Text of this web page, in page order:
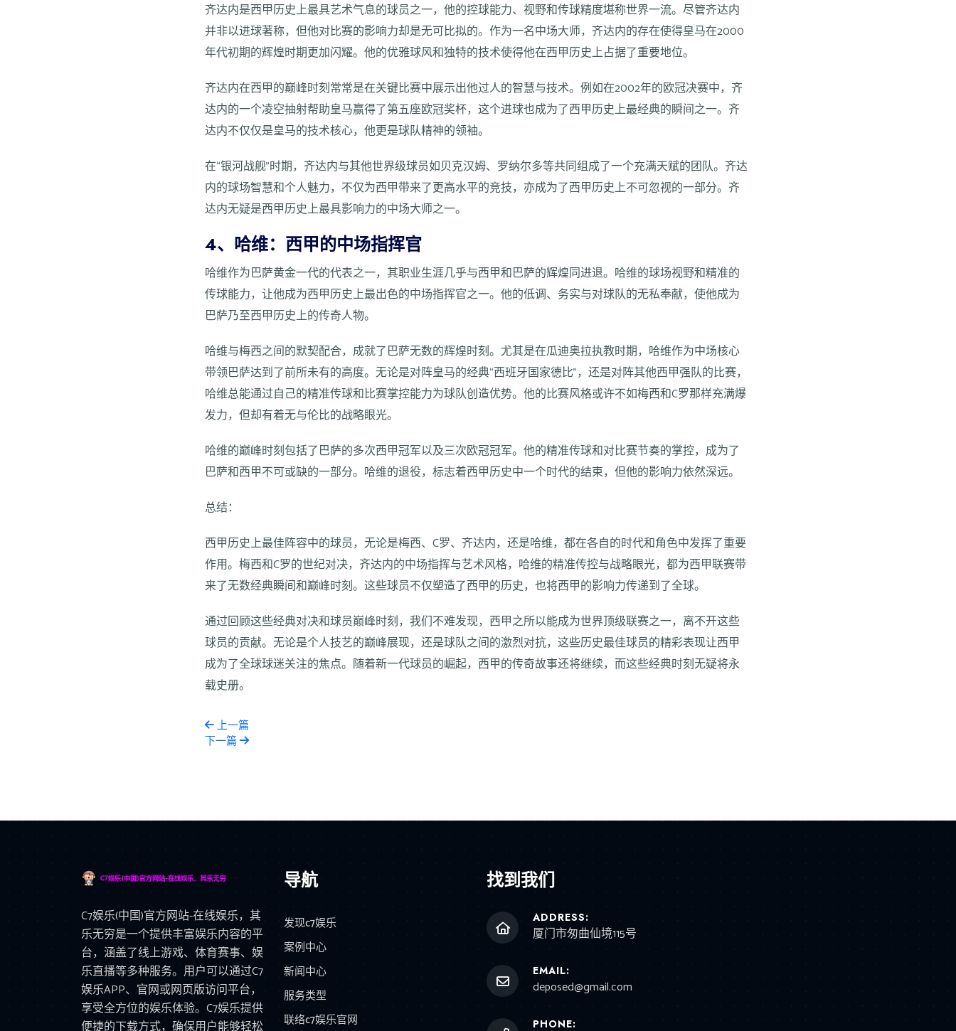
齐达内是西甲历史上最具艺术气息的球员之一，他的控球能力、视野和传球精度堪称世界一流。尽管齐达内
并非以进球著称，但他对比赛的影响力却是无可比拟的。作为一名中场大师，齐达内的存在使得皇马在2000
年代初期的辉煌时期更加闪耀。他的优雅球风和独特的技术使得他在西甲历史上占据了重要地位。
齐达内在西甲的巅峰时刻常常是在关键比赛中展示出他过人的智慧与技术。例如在2002年的欧冠决赛中，齐
达内的一个凌空抽射帮助皇马赢得了第五座欧冠奖杯，这个进球也成为了西甲历史上最经典的瞬间之一。齐
达内不仅仅是皇马的技术核心，他更是球队精神的领袖。
在“银河战舰”时期，齐达内与其他世界级球员如贝克汉姆、罗纳尔多等共同组成了一个充满天赋的团队。齐达
内的球场智慧和个人魅力，不仅为西甲带来了更高水平的竞技，亦成为了西甲历史上不可忽视的一部分。齐
达内无疑是西甲历史上最具影响力的中场大师之一。
4、哈维：西甲的中场指挥官
哈维作为巴萨黄金一代的代表之一，其职业生涯几乎与西甲和巴萨的辉煌同进退。哈维的球场视野和精准的
传球能力，让他成为西甲历史上最出色的中场指挥官之一。他的低调、务实与对球队的无私奉献，使他成为
巴萨乃至西甲历史上的传奇人物。
哈维与梅西之间的默契配合，成就了巴萨无数的辉煌时刻。尤其是在瓜迪奥拉执教时期，哈维作为中场核心
带领巴萨达到了前所未有的高度。无论是对阵皇马的经典“西班牙国家德比”，还是对阵其他西甲强队的比赛，
哈维总能通过自己的精准传球和比赛掌控能力为球队创造优势。他的比赛风格或许不如梅西和C罗那样充满爆
发力，但却有着无与伦比的战略眼光。
哈维的巅峰时刻包括了巴萨的多次西甲冠军以及三次欧冠冠军。他的精准传球和对比赛节奏的掌控，成为了
巴萨和西甲不可或缺的一部分。哈维的退役，标志着西甲历史中一个时代的结束，但他的影响力依然深远。
总结：
西甲历史上最佳阵容中的球员，无论是梅西、C罗、齐达内，还是哈维，都在各自的时代和角色中发挥了重要
作用。梅西和C罗的世纪对决，齐达内的中场指挥与艺术风格，哈维的精准传控与战略眼光，都为西甲联赛带
来了无数经典瞬间和巅峰时刻。这些球员不仅塑造了西甲的历史，也将西甲的影响力传递到了全球。
通过回顾这些经典对决和球员巅峰时刻，我们不难发现，西甲之所以能成为世界顶级联赛之一，离不开这些
球员的贡献。无论是个人技艺的巅峰展现，还是球队之间的激烈对抗，这些历史最佳球员的精彩表现让西甲
成为了全球球迷关注的焦点。随着新一代球员的崛起，西甲的传奇故事还将继续，而这些经典时刻无疑将永
载史册。
上一篇
下一篇
C7娱乐(中国)官方网站-在线娱乐，其
乐无穷是一个提供丰富娱乐内容的平
台，涵盖了线上游戏、体育赛事、娱
乐直播等多种服务。用户可以通过C7
娱乐APP、官网或网页版访问平台，
享受全方位的娱乐体验。C7娱乐提供
导航
发现c7娱乐
案例中心
新闻中心
服务类型
联络c7娱乐官网
找到我们
ADDRESS:
厦门市匆曲仙境115号
EMAIL:
deposed@gmail.com
PHONE: